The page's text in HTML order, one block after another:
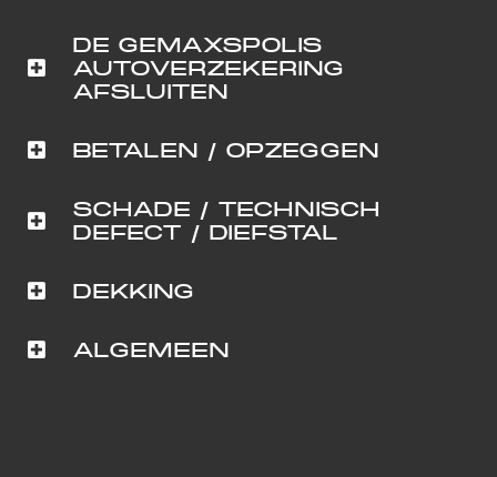
DE GEMAXSPOLIS
AUTOVERZEKERING
AFSLUITEN
BETALEN / OPZEGGEN
SCHADE / TECHNISCH
DEFECT / DIEFSTAL
DEKKING
ALGEMEEN